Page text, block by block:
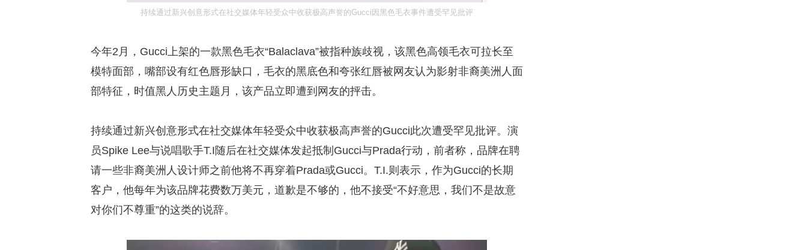
持续通过新兴创意形式在社交媒体年轻受众中收获极高声誉的Gucci因黑色毛衣事件遭受罕见批评
今年2月，Gucci上架的一款黑色毛衣“Balaclava”被指种族歧视，该黑色高领毛衣可拉长至
模特面部，嘴部设有红色唇形缺口，毛衣的黑底色和夸张红唇被网友认为影射非裔美洲人面
部特征，时值黑人历史主题月，该产品立即遭到网友的抨击。
持续通过新兴创意形式在社交媒体年轻受众中收获极高声誉的Gucci此次遭受罕见批评。演
员Spike Lee与说唱歌手T.I随后在社交媒体发起抵制Gucci与Prada行动，前者称，品牌在聘
请一些非裔美洲人设计师之前他将不再穿着Prada或Gucci。T.I.则表示，作为Gucci的长期
客户，他每年为该品牌花费数万美元，道歉是不够的，他不接受“不好意思，我们不是故意
对你们不尊重”的这类的说辞。